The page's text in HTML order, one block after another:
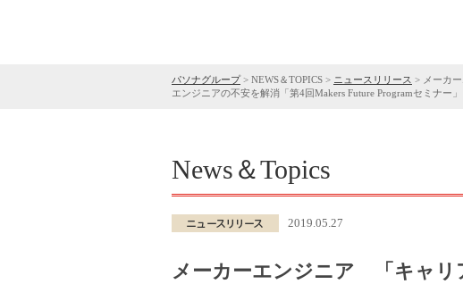
パソナグループ> NEWS＆TOPICS > ニュースリリース > メーカ
エンジニアの不安を解消「第4回Makers Future Programセミナー
News＆Topics
2019.05.27
メーカーエンジニア 「キャリ